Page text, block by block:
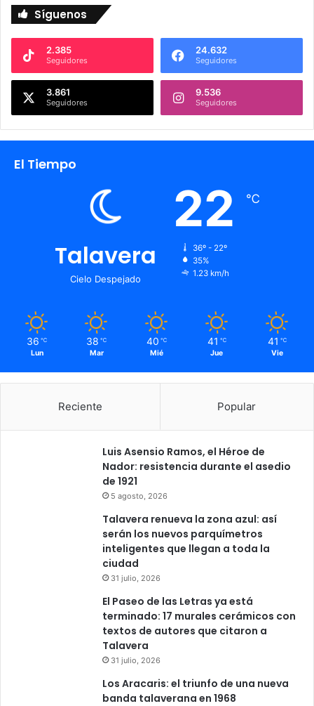
Síguenos
2.385
Seguidores
24.632
Seguidores
3.861
Seguidores
9.536
Seguidores
El Tiempo
Talavera
Cielo Despejado
22 ℃
36º - 22º
35%
1.23 km/h
36 ℃
Lun
38 ℃
Mar
40 ℃
Mié
41 ℃
Jue
41 ℃
Vie
Reciente Popular
Luis Asensio Ramos, el Héroe de
Nador: resistencia durante el asedio
de 1921
5 agosto, 2026
Talavera renueva la zona azul: así
serán los nuevos parquímetros
inteligentes que llegan a toda la
ciudad
31 julio, 2026
El Paseo de las Letras ya está
terminado: 17 murales cerámicos con
textos de autores que citaron a
Talavera
31 julio, 2026
Los Aracaris: el triunfo de una nueva
banda talaverana en 1968